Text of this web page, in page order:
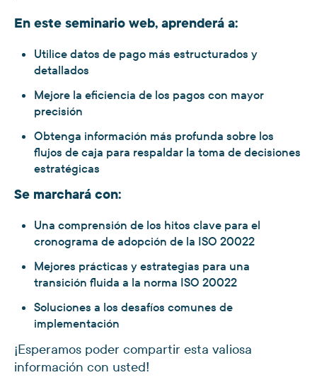
En este seminario web, aprenderá a:
Utilice datos de pago más estructurados y
detallados
Mejore la eficiencia de los pagos con mayor
precisión
Obtenga información más profunda sobre los
flujos de caja para respaldar la toma de decisiones
estratégicas
Se marchará con:
Una comprensión de los hitos clave para el
cronograma de adopción de la ISO 20022
Mejores prácticas y estrategias para una
transición fluida a la norma ISO 20022
Soluciones a los desafíos comunes de
implementación
¡Esperamos poder compartir esta valiosa
información con usted!